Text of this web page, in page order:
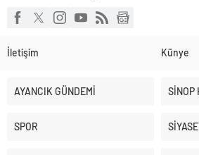
İletişim Künye
AYANCIK GÜNDEMİ SİNOP
SPOR